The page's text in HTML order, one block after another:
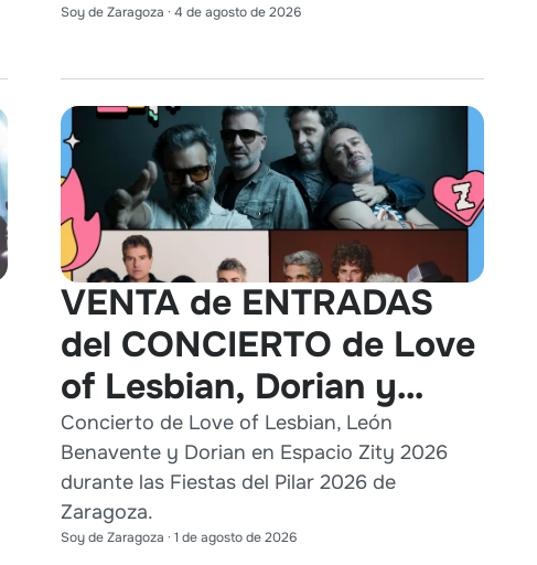
Soy de Zaragoza · 4 de agosto de 2026
VENTA de ENTRADAS
del CONCIERTO de Love
of Lesbian, Dorian y
León Benavente en
Zaragoza 2026
Concierto de Love of Lesbian, León
Benavente y Dorian en Espacio Zity 2026
durante las Fiestas del Pilar 2026 de
Zaragoza.
Soy de Zaragoza · 1 de agosto de 2026